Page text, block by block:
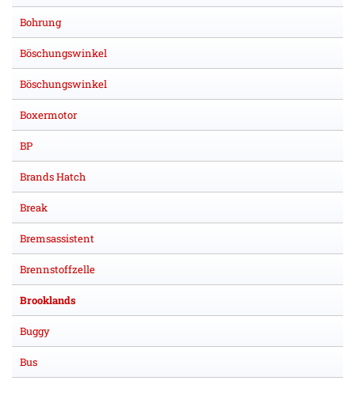
Bohrung
Böschungswinkel
Böschungswinkel
Boxermotor
BP
Brands Hatch
Break
Bremsassistent
Brennstoffzelle
Brooklands
Buggy
Bus